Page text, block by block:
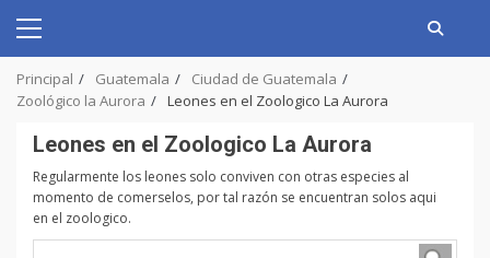
content
Primary
Principal Guatemala
Ciudad de Guatemala
Zoológico la Aurora
Leones en el Zoologico La Aurora
Leones en el Zoologico La Aurora
Regularmente los leones solo conviven con otras especies al
momento de comerselos, por tal razón se encuentran solos aqui
en el zoologico.